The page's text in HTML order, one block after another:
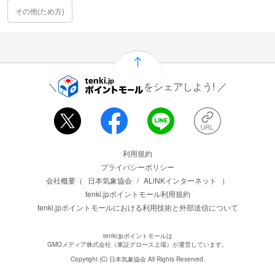
その他(ため方)
をシェアしよう!
利用規約
プライバシーポリシー
会社概要（
日本気象協会 / ALiNKインターネット
）
tenki.jpポイントモール利用規約
tenki.jpポイントモールにおける利用技術と外部送信について
tenki.jpポイントモールは
GMOメディア株式会社（東証グロース上場）が運営しています。
Copyright (C) 日本気象協会 All Rights Reserved.